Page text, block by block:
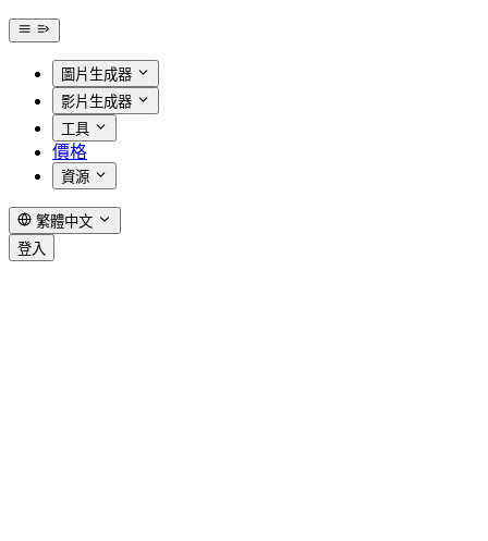
圖片生成器
影片生成器
工具
價格
資源
繁體中文
登入